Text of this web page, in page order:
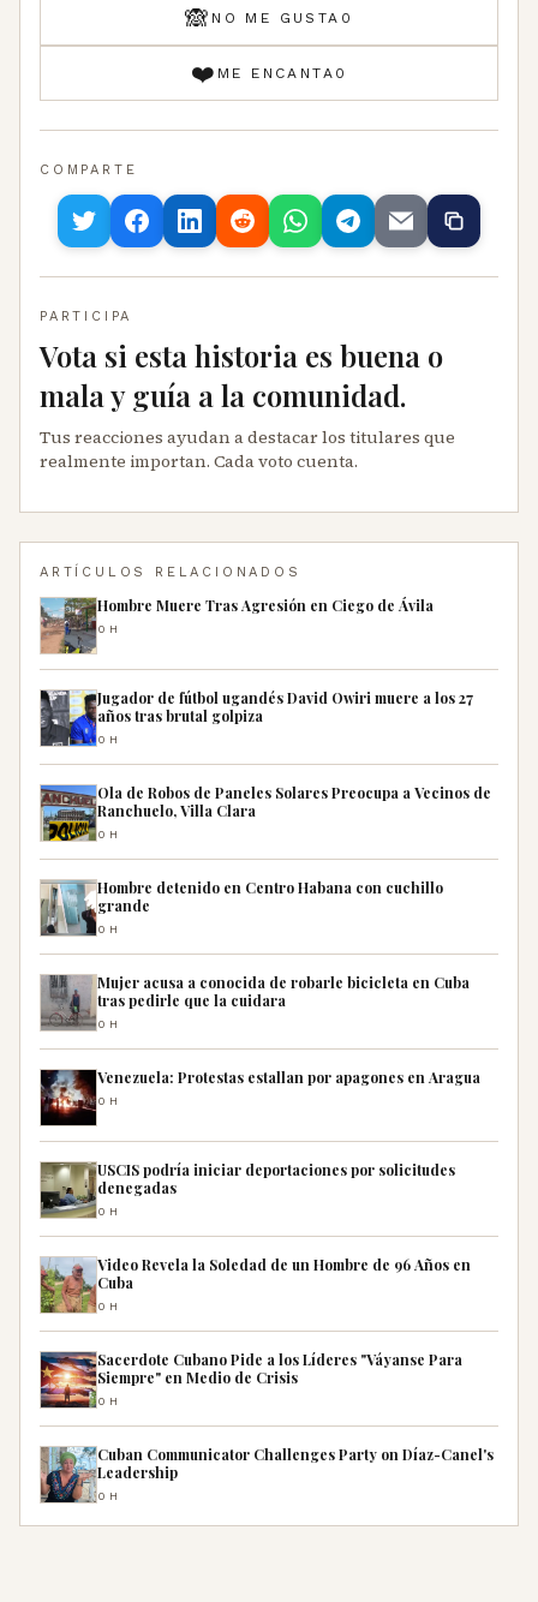
🙈 NO ME GUSTA 0
❤️ ME ENCANTA 0
COMPARTE
PARTICIPA
Vota si esta historia es buena o
mala y guía a la comunidad.
Tus reacciones ayudan a destacar los titulares que
realmente importan. Cada voto cuenta.
ARTÍCULOS RELACIONADOS
Hombre Muere Tras Agresión en Ciego de Ávila
0H
Jugador de fútbol ugandés David Owiri muere a los 27
años tras brutal golpiza
0H
Ola de Robos de Paneles Solares Preocupa a Vecinos de
Ranchuelo, Villa Clara
0H
Hombre detenido en Centro Habana con cuchillo
grande
0H
Mujer acusa a conocida de robarle bicicleta en Cuba
tras pedirle que la cuidara
0H
Venezuela: Protestas estallan por apagones en Aragua
0H
USCIS podría iniciar deportaciones por solicitudes
denegadas
0H
Video Revela la Soledad de un Hombre de 96 Años en
Cuba
0H
Sacerdote Cubano Pide a los Líderes "Váyanse Para
Siempre" en Medio de Crisis
0H
Cuban Communicator Challenges Party on Díaz-Canel's
Leadership
0H